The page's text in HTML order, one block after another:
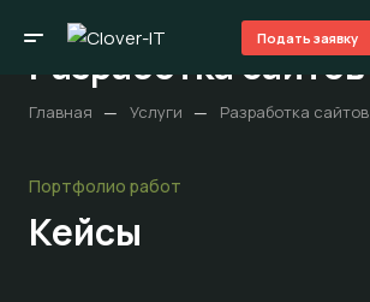
Подать заявку
Разработка сайтов
Главная — Услуги — Разработка сайтов
Портфолио работ
Кейсы